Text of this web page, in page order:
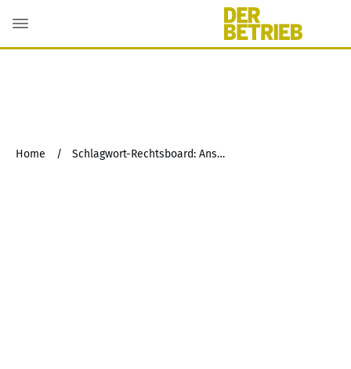
Home / Schlagwort-Rechtsboard: Anspruch